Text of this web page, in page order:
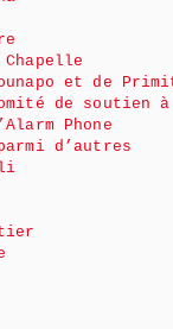
et de
de soutien
Phone
d’autres